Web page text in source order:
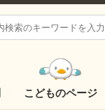
こどものページ